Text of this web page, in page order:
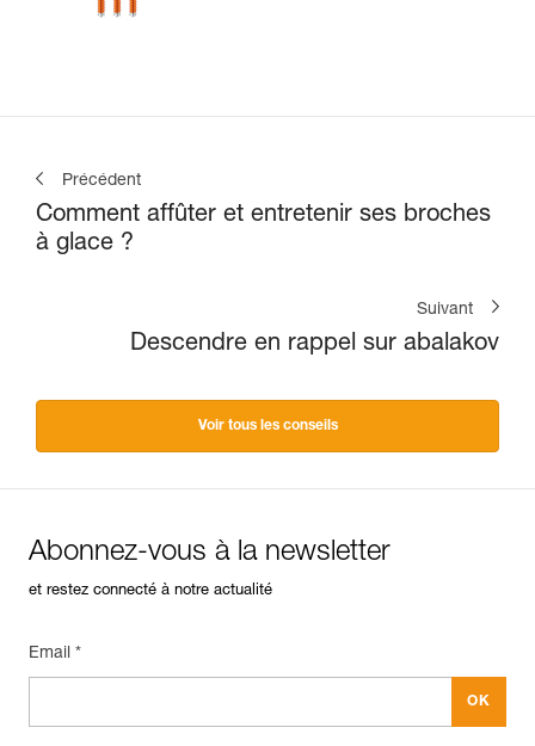
Précédent
Comment affûter et entretenir ses broches
à glace ?
Suivant
Descendre en rappel sur abalakov
Voir tous les conseils
Abonnez-vous à la newsletter
et restez connecté à notre actualité
Email *